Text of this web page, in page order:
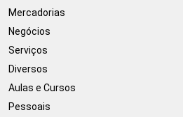
Mercadorias
Negócios
Serviços
Diversos
Aulas e Cursos
Pessoais